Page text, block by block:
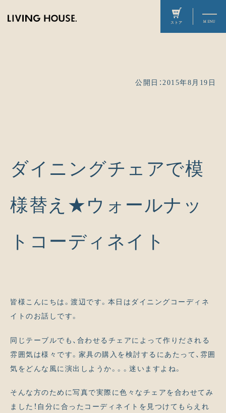
公開日：2015年8月19日
ダイニングチェアで模
様替え★ウォールナッ
トコーディネイト
皆様こんにちは。渡辺です。本日はダイニングコーディネ
イトのお話しです。
同じテーブルでも、合わせるチェアによって作りだされる
雰囲気は様々です。家具の購入を検討するにあたって、雰囲
気をどんな風に演出しようか。。。迷いますよね。
そんな方のために写真で実際に色々なチェアを合わせてみ
ました！自分に合ったコーディネイトを見つけてもらえれ